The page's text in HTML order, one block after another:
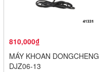
810,000₫
MÁY KHOAN DONGCHENG
DJZ06-13